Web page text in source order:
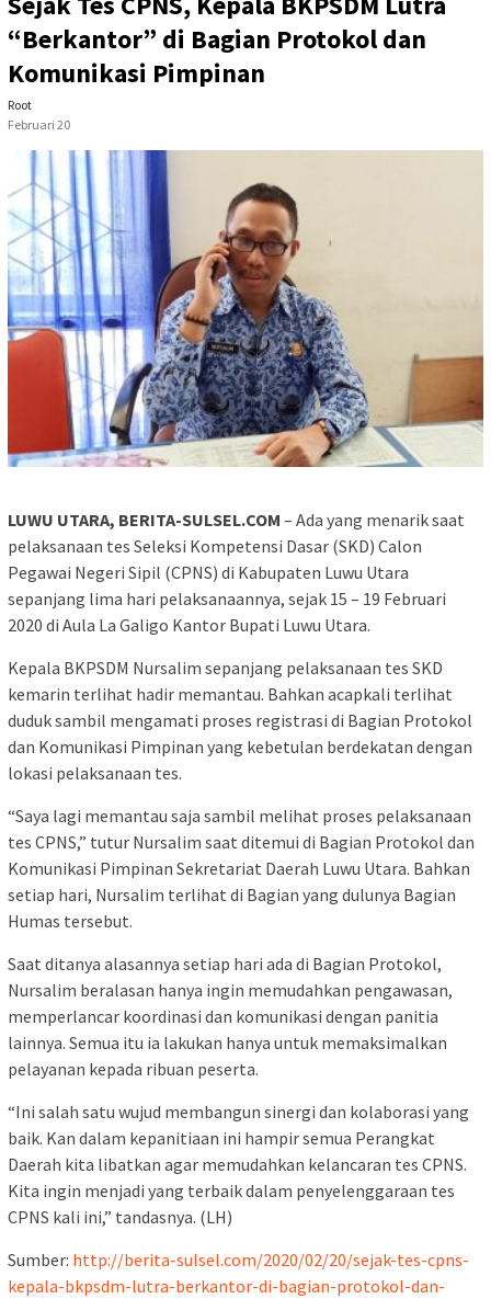
“Berkantor” di Bagian Protokol dan
Komunikasi Pimpinan
Root
Februari 20
LUWU UTARA, BERITA-SULSEL.COM – Ada yang menarik saat
pelaksanaan tes Seleksi Kompetensi Dasar (SKD) Calon
Pegawai Negeri Sipil (CPNS) di Kabupaten Luwu Utara
sepanjang lima hari pelaksanaannya, sejak 15 – 19 Februari
2020 di Aula La Galigo Kantor Bupati Luwu Utara.
Kepala BKPSDM Nursalim sepanjang pelaksanaan tes SKD
kemarin terlihat hadir memantau. Bahkan acapkali terlihat
duduk sambil mengamati proses registrasi di Bagian Protokol
dan Komunikasi Pimpinan yang kebetulan berdekatan dengan
lokasi pelaksanaan tes.
“Saya lagi memantau saja sambil melihat proses pelaksanaan
tes CPNS,” tutur Nursalim saat ditemui di Bagian Protokol dan
Komunikasi Pimpinan Sekretariat Daerah Luwu Utara. Bahkan
setiap hari, Nursalim terlihat di Bagian yang dulunya Bagian
Humas tersebut.
Saat ditanya alasannya setiap hari ada di Bagian Protokol,
Nursalim beralasan hanya ingin memudahkan pengawasan,
memperlancar koordinasi dan komunikasi dengan panitia
lainnya. Semua itu ia lakukan hanya untuk memaksimalkan
pelayanan kepada ribuan peserta.
“Ini salah satu wujud membangun sinergi dan kolaborasi yang
baik. Kan dalam kepanitiaan ini hampir semua Perangkat
Daerah kita libatkan agar memudahkan kelancaran tes CPNS.
Kita ingin menjadi yang terbaik dalam penyelenggaraan tes
CPNS kali ini,” tandasnya. (LH)
Sumber: http://berita-sulsel.com/2020/02/20/sejak-tes-cpns-
kepala-bkpsdm-lutra-berkantor-di-bagian-protokol-dan-